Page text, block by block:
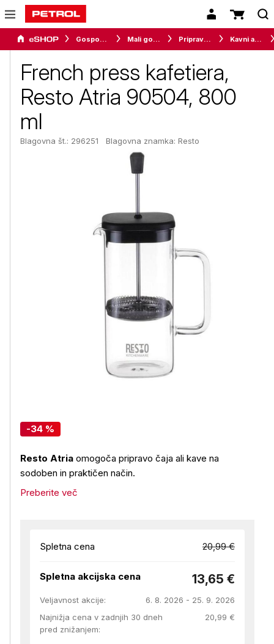
Gospodinjski aparati Mali gospodinjski aparati Priprava napitkov Kavni aparati
French press kafetiera,
Resto Atria 90504, 800
ml
Blagovna št.: 296251 Blagovna znamka: Resto
-34 %
Resto Atria omogoča pripravo čaja ali kave na
sodoben in praktičen način.
Preberite več
Spletna cena 20,99 €
Spletna akcijska cena 13,65 €
Veljavnost akcije:
6. 8. 2026 - 25. 9. 2026
Najnižja cena v zadnjih 30 dneh
pred znižanjem:
20,99 €